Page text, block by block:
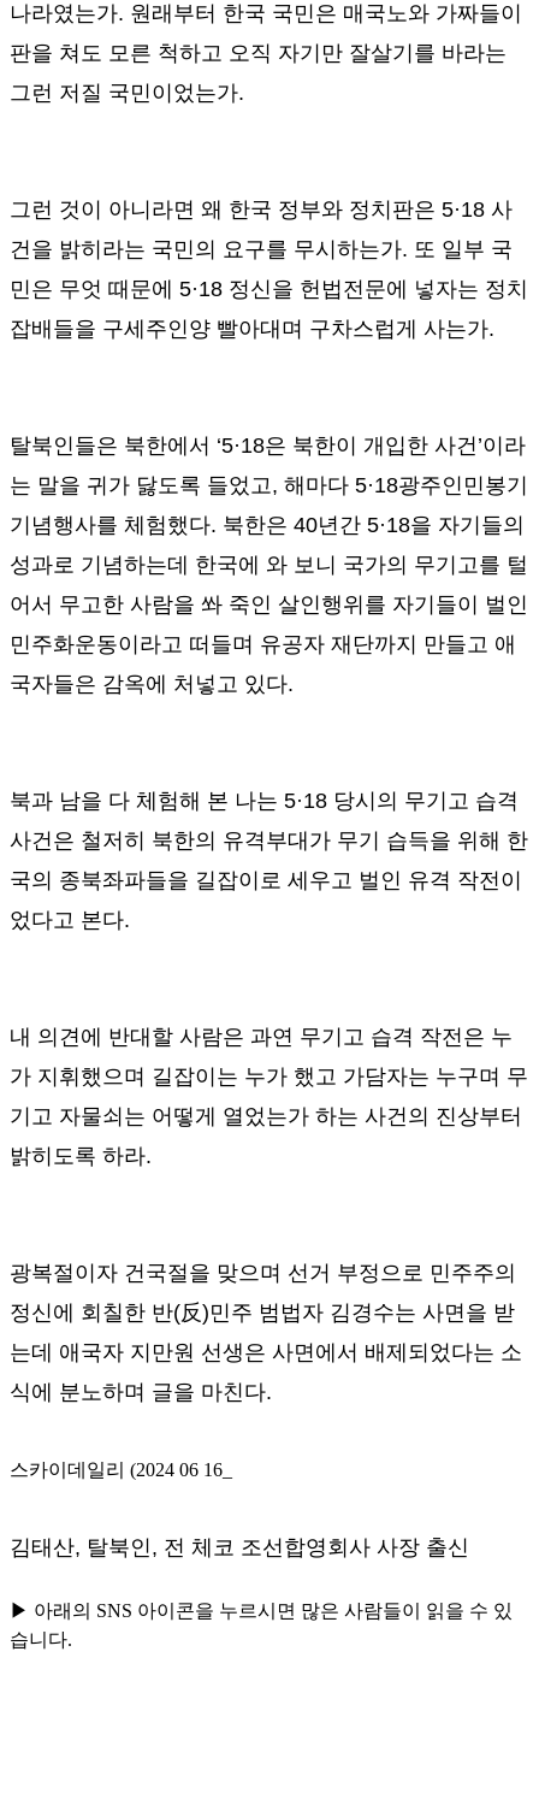
나라였는가. 원래부터 한국 국민은 매국노와 가짜들이
판을 쳐도 모른 척하고 오직 자기만 잘살기를 바라는
그런 저질 국민이었는가.
그런 것이 아니라면 왜 한국 정부와 정치판은 5·18 사
건을 밝히라는 국민의 요구를 무시하는가. 또 일부 국
민은 무엇 때문에 5·18 정신을 헌법전문에 넣자는 정치
잡배들을 구세주인양 빨아대며 구차스럽게 사는가.
탈북인들은 북한에서 ‘5·18은 북한이 개입한 사건’이라
는 말을 귀가 닳도록 들었고, 해마다 5·18광주인민봉기
기념행사를 체험했다. 북한은 40년간 5·18을 자기들의
성과로 기념하는데 한국에 와 보니 국가의 무기고를 털
어서 무고한 사람을 쏴 죽인 살인행위를 자기들이 벌인
민주화운동이라고 떠들며 유공자 재단까지 만들고 애
국자들은 감옥에 처넣고 있다.
북과 남을 다 체험해 본 나는 5·18 당시의 무기고 습격
사건은 철저히 북한의 유격부대가 무기 습득을 위해 한
국의 종북좌파들을 길잡이로 세우고 벌인 유격 작전이
었다고 본다.
내 의견에 반대할 사람은 과연 무기고 습격 작전은 누
가 지휘했으며 길잡이는 누가 했고 가담자는 누구며 무
기고 자물쇠는 어떻게 열었는가 하는 사건의 진상부터
밝히도록 하라.
광복절이자 건국절을 맞으며 선거 부정으로 민주주의
정신에 회칠한 반(反)민주 범법자 김경수는 사면을 받
는데 애국자 지만원 선생은 사면에서 배제되었다는 소
식에 분노하며 글을 마친다.
스카이데일리 (2024 06 16_
김태산, 탈북인, 전 체코 조선합영회사 사장 출신
▶ 아래의 SNS 아이콘을 누르시면 많은 사람들이 읽을 수 있
습니다.